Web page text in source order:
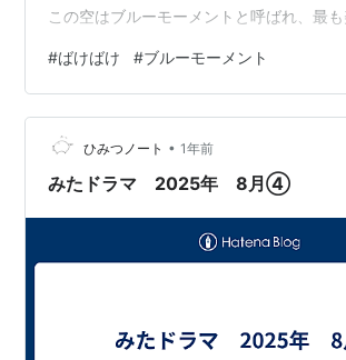
この空はブルーモーメントと呼ばれ、最
どの光は 空気中のチリにぶつかりますが
色はそれをすり抜け 空いっぱいに広がり
なるのはこれが理由です。 出現するのは
が地平線の少し下にあるのが条件で この
朝陽が昇ってくる直前に起きます。 マジ
#ばけばけ #ブルーモーメント
ひみつノート • 1年前
みたドラマ 2025年 8月④